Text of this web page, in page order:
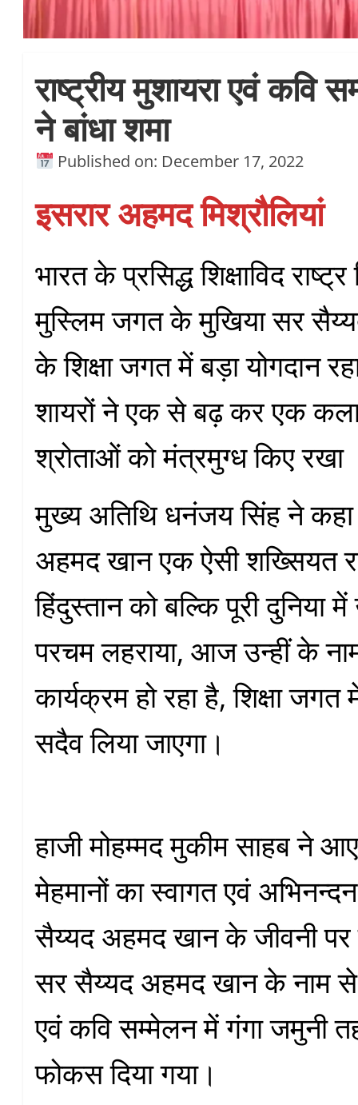
राष्ट्रीय मुशायरा एवं कवि
ने बांधा शमा
Published on: December 17, 2022
इसरार अहमद मिश्रौलियां
भारत के प्रसिद्ध शिक्षाविद
मुस्लिम जगत के मुखिया सर
के शिक्षा जगत में बड़ा योगदान
शायरों ने एक से बढ़ कर एक
श्रोताओं को मंत्रमुग्ध किए रखा
मुख्य अतिथि धनंजय सिंह ने
अहमद खान एक ऐसी शख्सियत
हिंदुस्तान को बल्कि पूरी दुनिया
परचम लहराया, आज उन्हीं के
कार्यक्रम हो रहा है, शिक्षा
सदैव लिया जाएगा।
हाजी मोहम्मद मुकीम साहब ने
मेहमानों का स्वागत एवं
सैय्यद अहमद खान के जीवनी
सर सैय्यद अहमद खान के नाम से
एवं कवि सम्मेलन में गंगा जमुनी
फोकस दिया गया।